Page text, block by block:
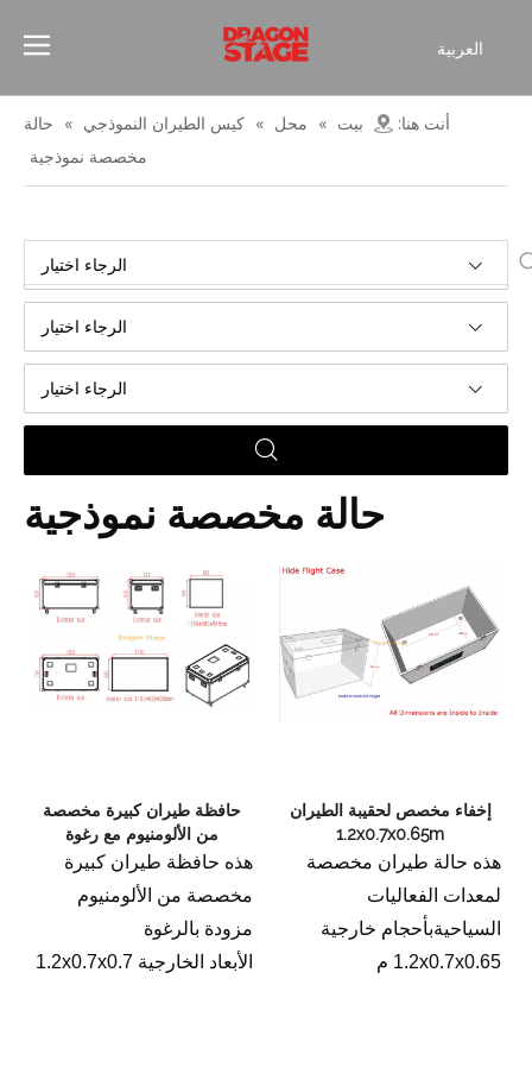
العربية
Français
English
أنت هنا: بيت » محل » كيس الطيران النموذجي » حالة
مخصصة نموذجية
الرجاء اختيار
الرجاء اختيار
الرجاء اختيار
حالة مخصصة نموذجية
حافظة طيران كبيرة مخصصة
من الألومنيوم مع رغوة
1.2x0.7x0.7m
هذه حافظة طيران كبيرة
مخصصة من الألومنيوم
مزودة بالرغوة
الأبعاد الخارجية 1.2x0.7x0.7
إخفاء مخصص لحقيبة الطيران
1.2x0.7x0.65m
هذه حالة طيران مخصصة
لمعدات الفعاليات
السياحيةبأحجام خارجية
1.2x0.7x0.65 م